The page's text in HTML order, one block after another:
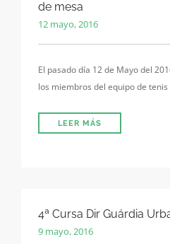
de mesa
12 mayo, 2016
El pasado día 12 de Mayo del
los miembros del equipo de
LEER MÁS
4ª Cursa Dir Guárdia
9 mayo, 2016